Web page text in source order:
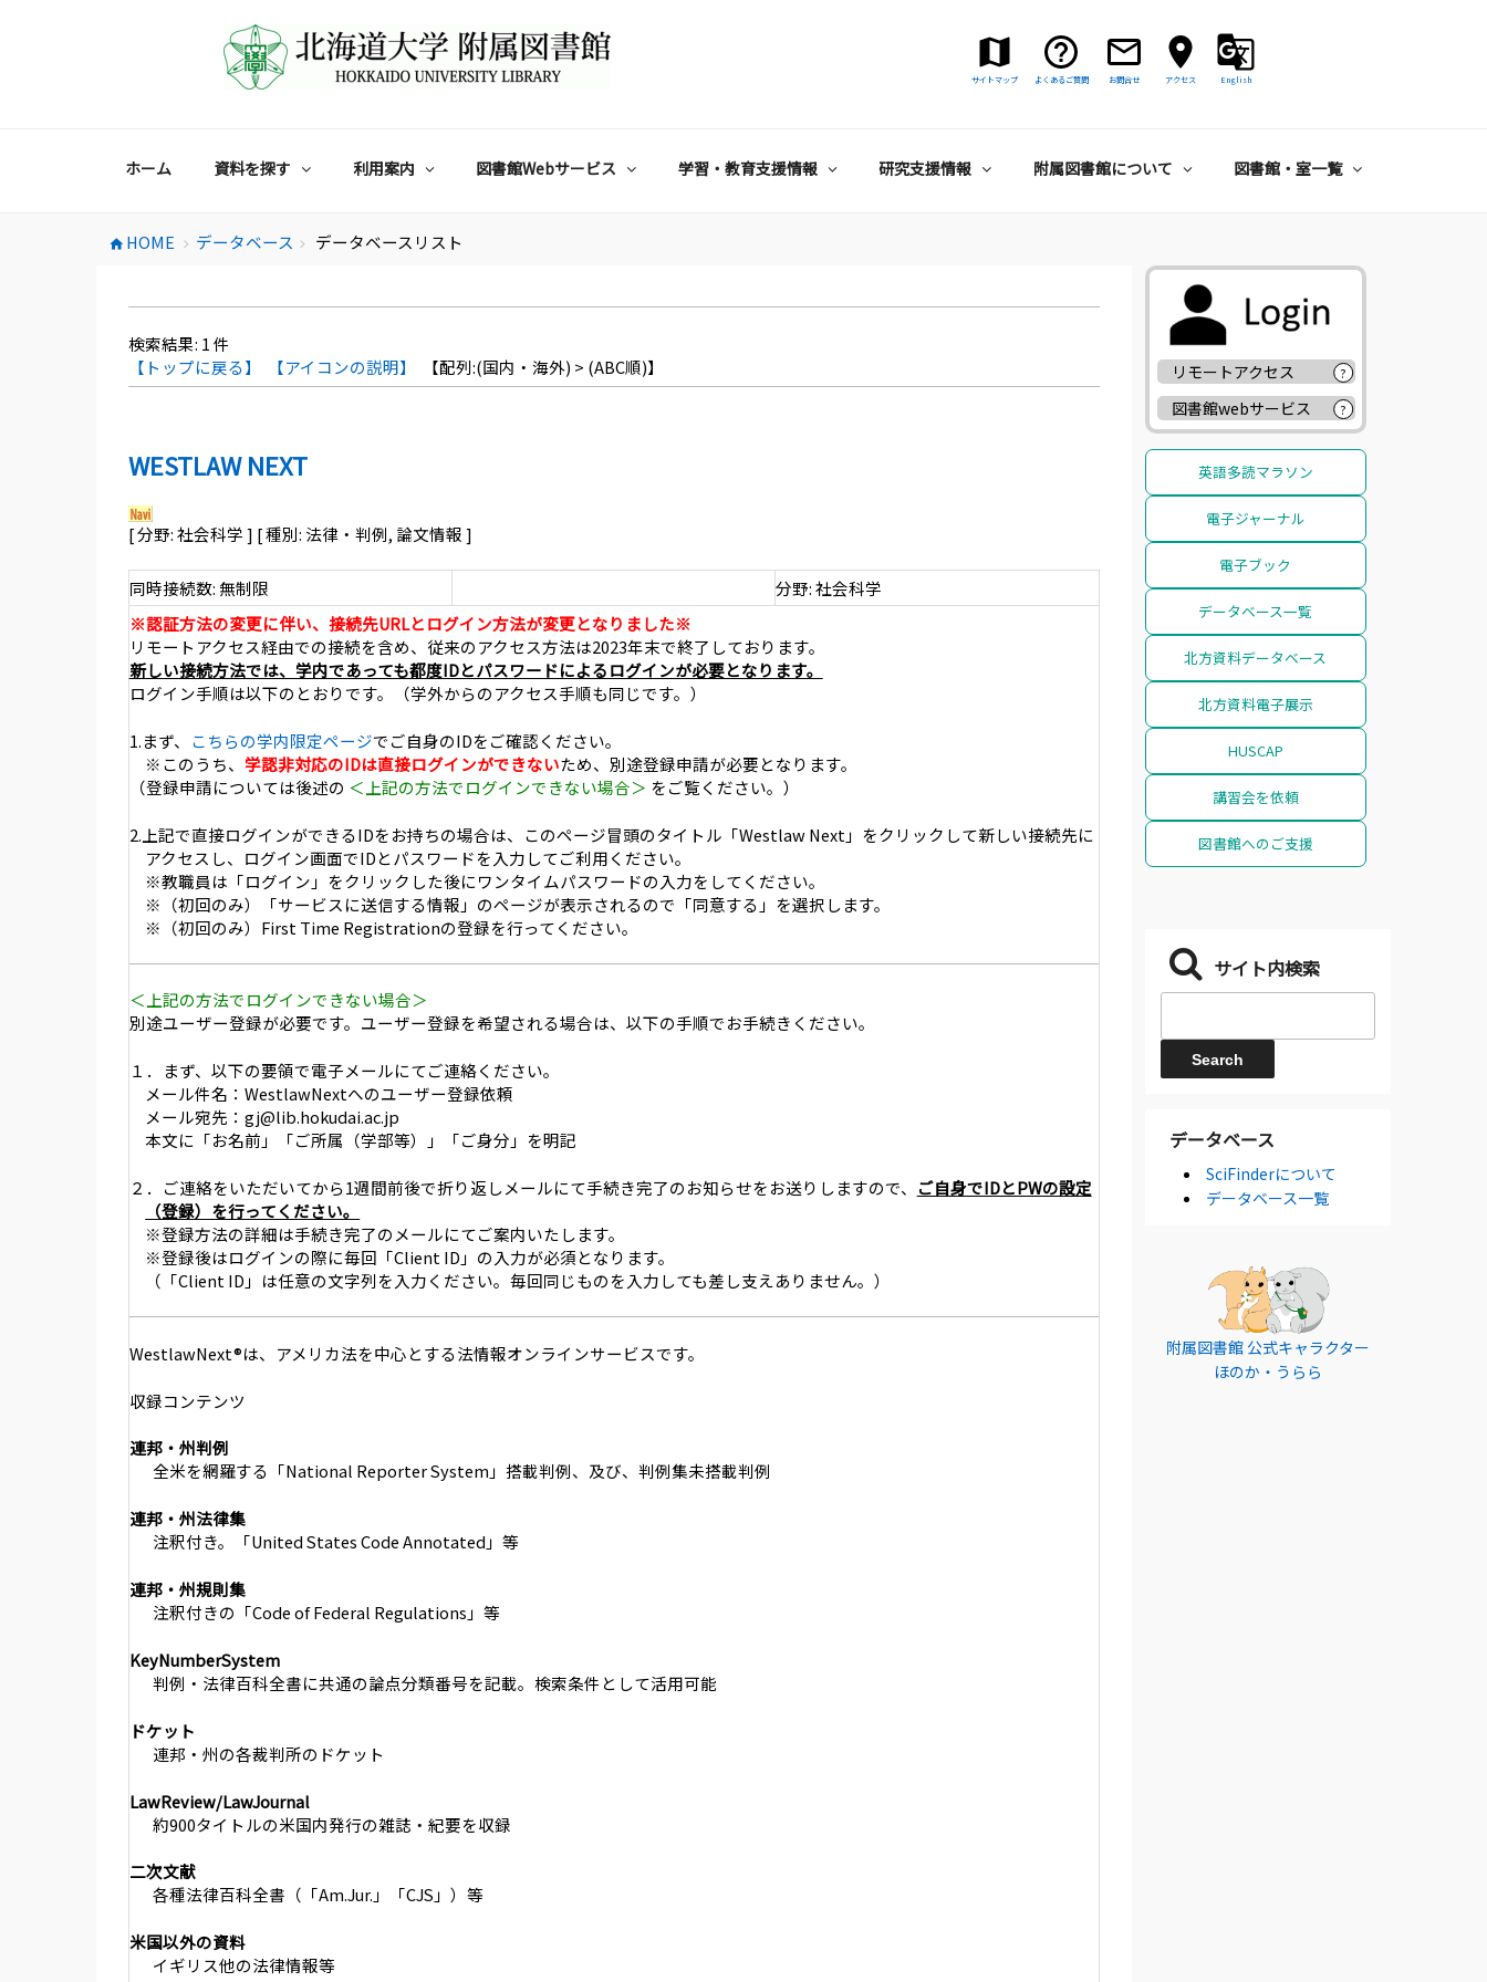
サイトマップ よくあるご質問 お問合せ アクセス English
ホーム 資料を探す 利用案内 図書館Webサービス 学習・教育支援情報 研究支援情報 附属図書館について 図書館・室一覧
home HOME chevron_right データベース chevron_right データベースリスト
検索結果: 1件
【トップに戻る】
【アイコンの説明】 【配列:(国内・海外) > (ABC順)】
WESTLAW NEXT
[ 分野: 社会科学 ] [ 種別: 法律・判例, 論文情報 ]
同時接続数: 無制限
分野: 社会科学
※認証方法の変更に伴い、接続先URLとログイン方法が変更となりました※
リモートアクセス経由での接続を含め、従来のアクセス方法は2023年末で終了しております。
新しい接続方法では、学内であっても都度IDとパスワードによるログインが必要となります。
ログイン手順は以下のとおりです。（学外からのアクセス手順も同じです。）
1.まず、 こちらの学内限定ページでご自身のIDをご確認ください。
※このうち、 学認非対応のIDは直接ログインができないため、別途登録申請が必要となります。
（登録申請については後述の ＜上記の方法でログインできない場合＞ をご覧ください。）
2.上記で直接ログインができるIDをお持ちの場合は、このページ冒頭のタイトル「Westlaw Next」をクリックして新しい接続先に
アクセスし、ログイン画面でIDとパスワードを入力してご利用ください。
※教職員は「ログイン」をクリックした後にワンタイムパスワードの入力をしてください。
※（初回のみ）「サービスに送信する情報」のページが表示されるので「同意する」を選択します。
※（初回のみ）First Time Registrationの登録を行ってください。
＜上記の方法でログインできない場合＞
別途ユーザー登録が必要です。ユーザー登録を希望される場合は、以下の手順でお手続きください。
１．まず、以下の要領で電子メールにてご連絡ください。
メール件名：WestlawNextへのユーザー登録依頼
メール宛先：gj@lib.hokudai.ac.jp
本文に「お名前」「ご所属（学部等）」「ご身分」を明記
２．ご連絡をいただいてから1週間前後で折り返しメールにて手続き完了のお知らせをお送りしますので、
ご自身でIDとPWの設定
（登録）を行ってください。
※登録方法の詳細は手続き完了のメールにてご案内いたします。
※登録後はログインの際に毎回「Client ID」の入力が必須となります。
（「Client ID」は任意の文字列を入力ください。毎回同じものを入力しても差し支えありません。）
WestlawNext®は、アメリカ法を中心とする法情報オンラインサービスです。
収録コンテンツ
連邦・州判例
全米を網羅する「National Reporter System」搭載判例、及び、判例集未搭載判例
連邦・州法律集
注釈付き。「United States Code Annotated」等
連邦・州規則集
注釈付きの「Code of Federal Regulations」等
KeyNumberSystem
判例・法律百科全書に共通の論点分類番号を記載。検索条件として活用可能
ドケット
連邦・州の各裁判所のドケット
LawReview/LawJournal
約900タイトルの米国内発行の雑誌・紀要を収録
二次文献
各種法律百科全書（「Am.Jur.」「CJS」）等
米国以外の資料
イギリス他の法律情報等
リモートアクセス ?
図書館webサービス ?
英語多読マラソン
電子ジャーナル
電子ブック
データベース一覧
北方資料データベース
北方資料電子展示
HUSCAP
講習会を依頼
図書館へのご支援
サイト内検索
データベース
SciFinderについて
データベース一覧
附属図書館 公式キャラクター
ほのか・うらら